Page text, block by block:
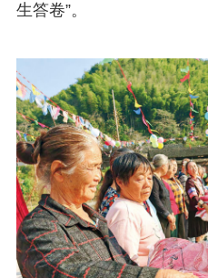
生答卷”。